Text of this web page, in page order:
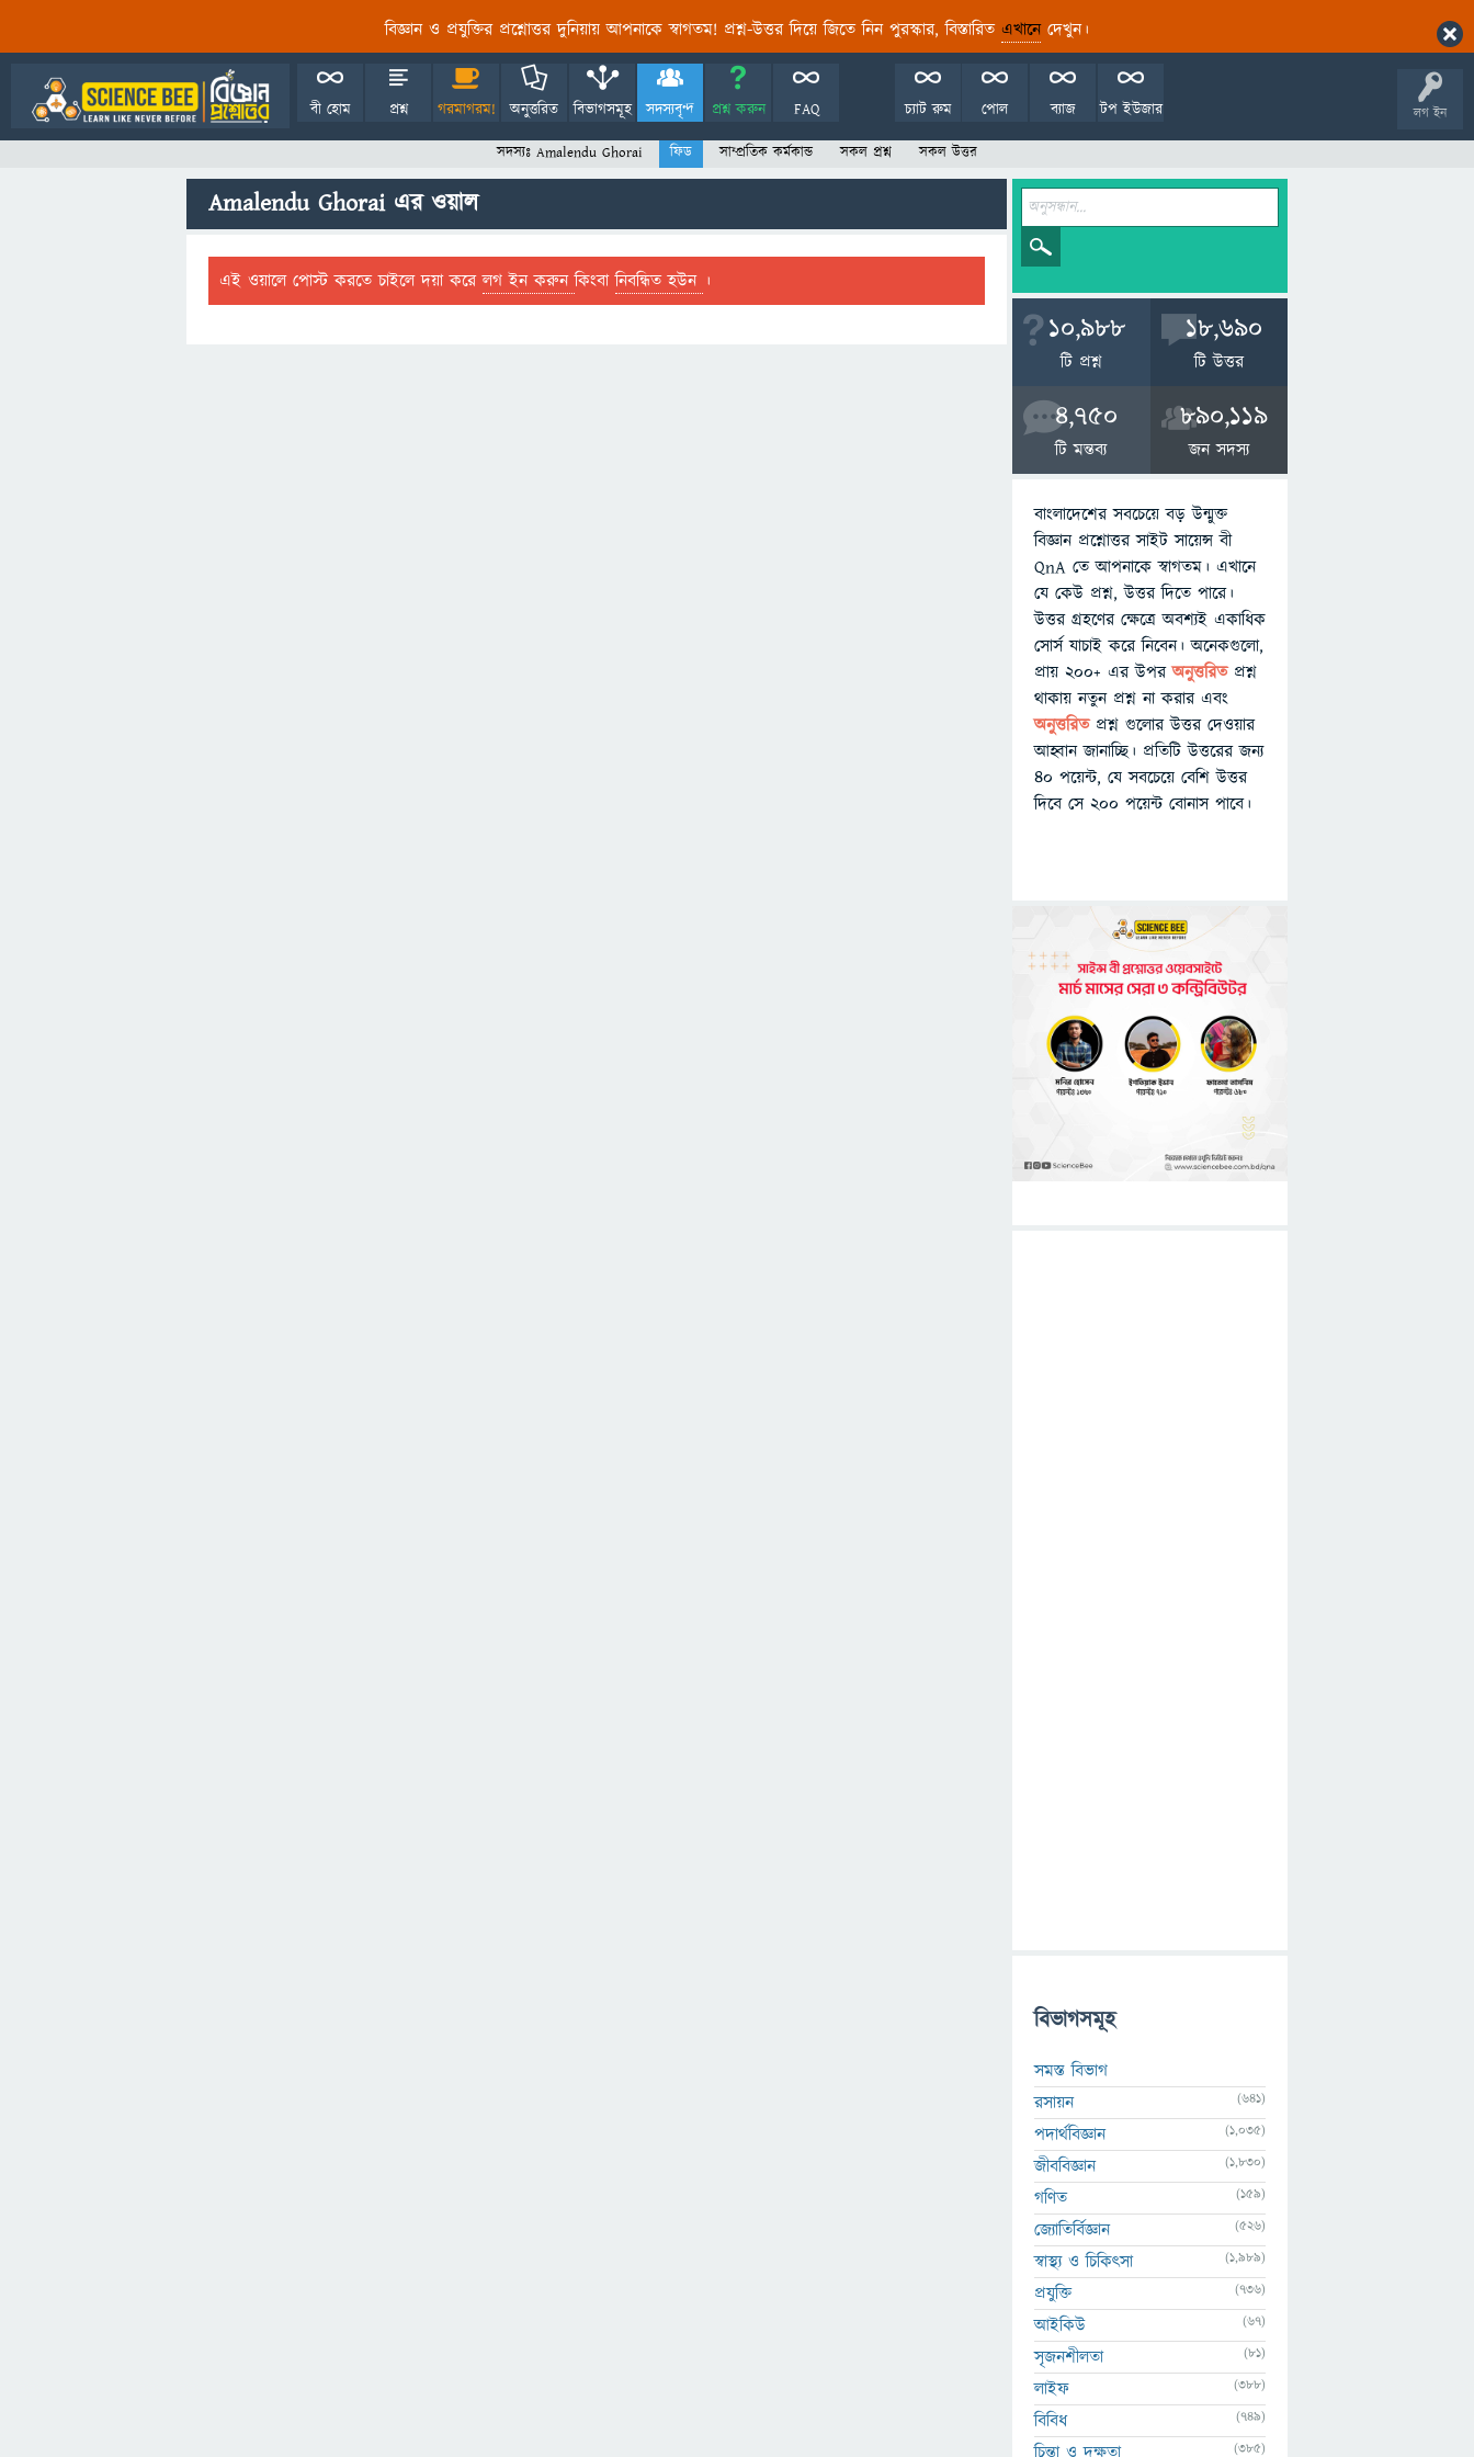
বিজ্ঞান ও প্রযুক্তির প্রশ্নোত্তর দুনিয়ায় আপনাকে স্বাগতম! প্রশ্ন-উত্তর দিয়ে জিতে নিন পুরস্কার, বিস্তারিত এখানেদেখুন।
লগ ইন
বী হোম প্রশ্ন গরমাগরম! অনুত্তরিত বিভাগসমূহ সদস্যবৃন্দ প্রশ্ন করুন FAQ টপ ইউজার
ব্যাজ
পোল
চ্যাট রুম
সদস্যঃ Amalendu Ghorai ফিড সাম্প্রতিক কর্মকান্ড সকল প্রশ্ন সকল উত্তর
Amalendu Ghorai এর ওয়াল
এই ওয়ালে পোস্ট করতে চাইলে দয়া করেলগ ইন করুনকিংবানিবন্ধিত হউন ।
10,988
টি প্রশ্ন
18,690
টি উত্তর
4,750
টি মন্তব্য
890,119
জন সদস্য
বাংলাদেশের সবচেয়ে বড় উন্মুক্ত
বিজ্ঞান প্রশ্নোত্তর সাইট সায়েন্স বী
QnA তে আপনাকে স্বাগতম। এখানে
যে কেউ প্রশ্ন, উত্তর দিতে পারে।
উত্তর গ্রহণের ক্ষেত্রে অবশ্যই একাধিক
সোর্স যাচাই করে নিবেন। অনেকগুলো,
প্রায় ২০০+ এর উপরঅনুত্তরিতপ্রশ্ন
থাকায় নতুন প্রশ্ন না করার এবং
অনুত্তরিত প্রশ্ন গুলোর উত্তর দেওয়ার
আহ্বান জানাচ্ছি। প্রতিটি উত্তরের জন্য
৪০ পয়েন্ট, যে সবচেয়ে বেশি উত্তর
দিবে সে ২০০ পয়েন্ট বোনাস পাবে।
বিভাগসমূহ
সমস্ত বিভাগ
রসায়ন
(641)
পদার্থবিজ্ঞান (1,035)
জীববিজ্ঞান (1,830)
গণিত (159)
জ্যোতির্বিজ্ঞান (526)
স্বাস্থ্য ও চিকিৎসা (1,989)
প্রযুক্তি (736)
আইকিউ (67)
সৃজনশীলতা (81)
লাইফ (388)
বিবিধ (749)
চিন্তা ও দক্ষতা (385)